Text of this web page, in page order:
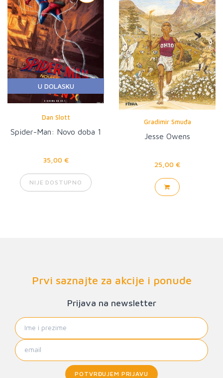
U DOLASKU
Dan Slott
Spider-Man: Novo doba 1
35,00 €
NIJE DOSTUPNO
Gradimir Smuđa
Jesse Owens
25,00 €
Prvi saznajte za akcije i ponude
Prijava na newsletter
POTVRĐUJEM PRIJAVU